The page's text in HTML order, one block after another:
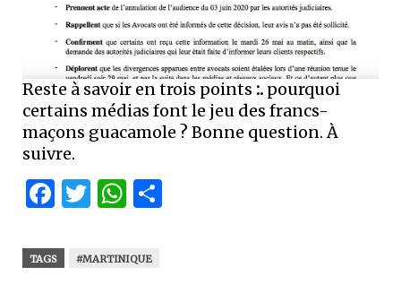
Reste à savoir en trois points :. pourquoi
certains médias font le jeu des francs-
maçons guacamole ? Bonne question. À
suivre.
Facebook
Twitter
WhatsApp
TAGS #MARTINIQUE